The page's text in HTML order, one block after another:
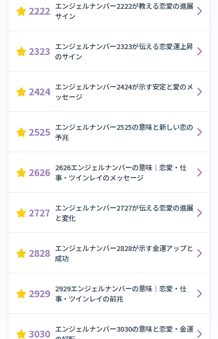
2222 エンジェルナンバー2222が教える恋愛の進展
サイン
2323 エンジェルナンバー2323が伝える恋愛運上昇
のサイン
2424 エンジェルナンバー2424が示す安定と愛のメ
ッセージ
2525 エンジェルナンバー2525の意味と新しい恋の
予兆
2626 2626エンジェルナンバーの意味｜恋愛・仕
事・ツインレイのメッセージ
2727 エンジェルナンバー2727が伝える恋愛の進展
と変化
2828 エンジェルナンバー2828が示す金運アップと
成功
2929 2929エンジェルナンバーの意味｜恋愛・仕
事・ツインレイの前兆
3030 エンジェルナンバー3030の意味と恋愛・金運